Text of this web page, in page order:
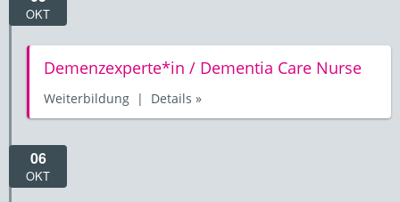
OKT
Demenzexperte*in / Dementia Care Nurse
Weiterbildung | Details »
06
OKT